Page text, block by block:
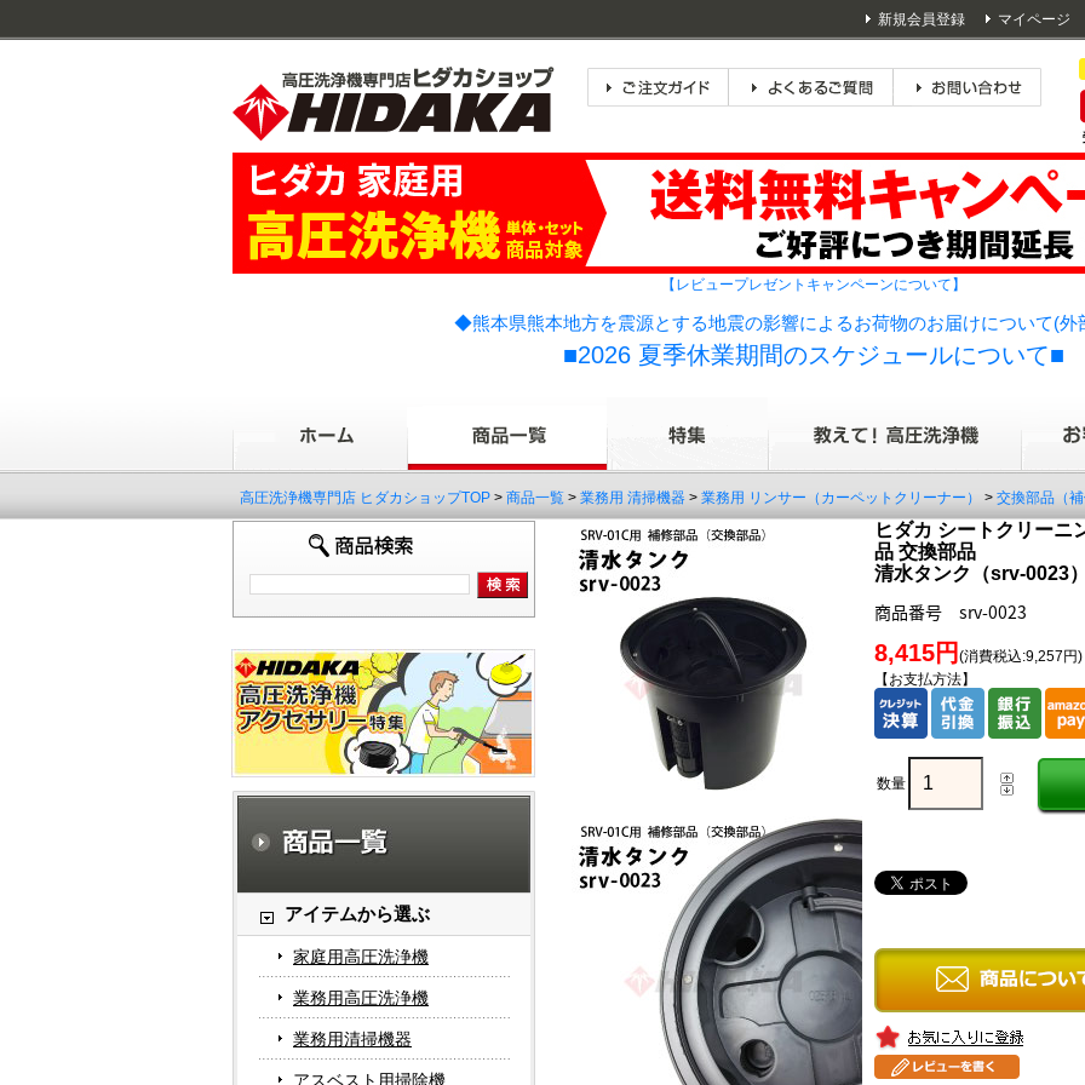
新規会員登録 マイページ
【レビュープレゼントキャンペーンについて】
◆熊本県熊本地方を震源とする地震の影響によるお荷物のお届けについて(
■2026 夏季休業期間のスケジュールについて■
高圧洗浄機専門店 ヒダカショップTOP > 商品一覧 > 業務用 清掃機器 > 業務用 リンサー（カーペットクリーナー） > 交換部品（
アイテムから選ぶ
家庭用高圧洗浄機
業務用高圧洗浄機
業務用清掃機器
アスベスト用掃除機
ヒダカ シートクリー
品 交換部品
清水タンク（srv-0023
商品番号 srv-0023
8,415円 (消費税込:9,257円)
【お支払方法】
数量